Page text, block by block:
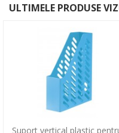
ULTIMELE PRODUSE
Suport vertical plastic